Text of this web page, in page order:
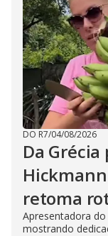
DO R7/04/08/2026
Da
retoma
Apresentadora
mostrando